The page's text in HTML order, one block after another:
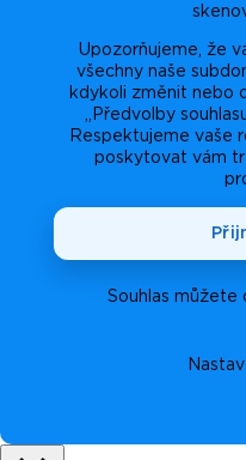
Upozorňujeme, že
všechny naše
kdykoli změnit nebo
„Předvolby
Respektujeme vaše
poskytovat vám
Souhlas můžete